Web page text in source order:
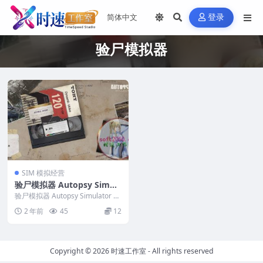
登录
验尸模拟器
SIM 模拟经营
验尸模拟器 Autopsy Simul
ator PC电脑游戏 适用WIN1
1 WIN10
验尸模拟器 Autopsy Simulator P
2 年前 45 12
Copyright © 2026时速工作室- All rights reserved